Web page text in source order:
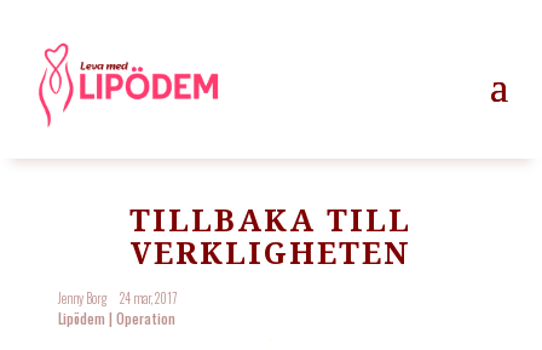
TILLBAKA TILL
VERKLIGHETEN
Jenny Borg
24 mar, 2017
Lipödem |Operation